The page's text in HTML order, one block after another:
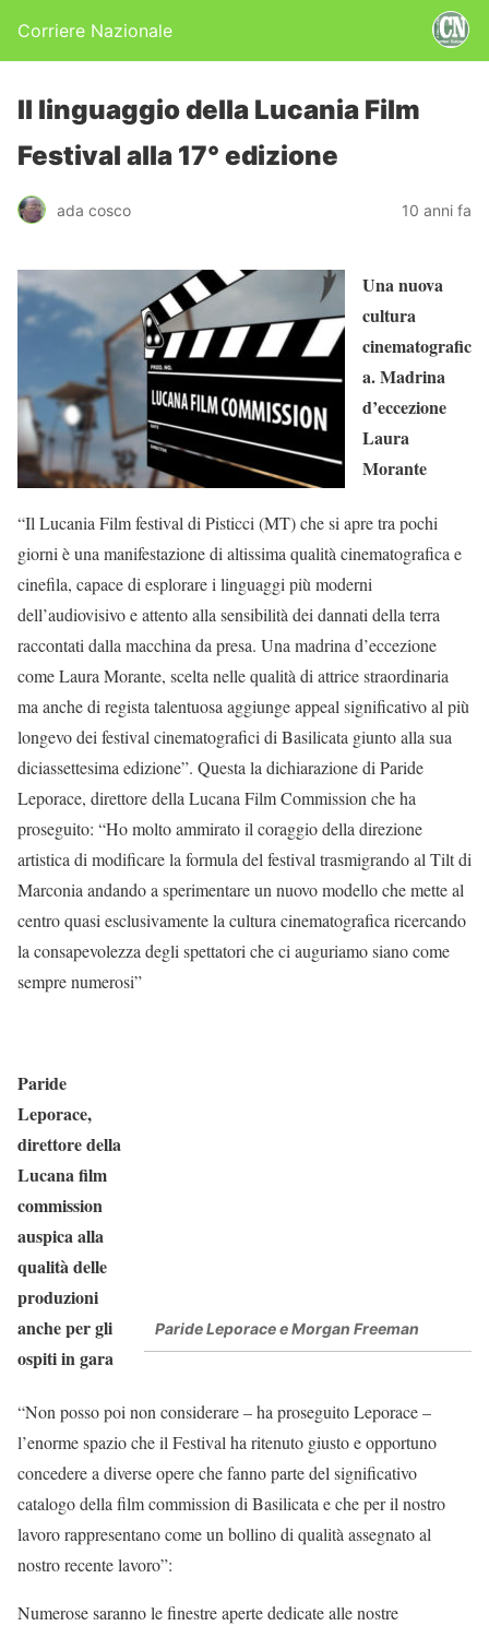
Corriere Nazionale
Il linguaggio della Lucania Film
Festival alla 17° edizione
ada cosco 10 anni fa
Una nuova
cultura
cinematografic
a. Madrina
d’eccezione
Laura
Morante
“Il Lucania Film festival di Pisticci (MT) che si apre tra pochi
giorni è una manifestazione di altissima qualità cinematografica e
cinefila, capace di esplorare i linguaggi più moderni
dell’audiovisivo e attento alla sensibilità dei dannati della terra
raccontati dalla macchina da presa. Una madrina d’eccezione
come Laura Morante, scelta nelle qualità di attrice straordinaria
ma anche di regista talentuosa aggiunge appeal significativo al più
longevo dei festival cinematografici di Basilicata giunto alla sua
diciassettesima edizione”. Questa la dichiarazione di Paride
Leporace, direttore della Lucana Film Commission che ha
proseguito: “Ho molto ammirato il coraggio della direzione
artistica di modificare la formula del festival trasmigrando al Tilt di
Marconia andando a sperimentare un nuovo modello che mette al
centro quasi esclusivamente la cultura cinematografica ricercando
la consapevolezza degli spettatori che ci auguriamo siano come
sempre numerosi”
Paride Leporace e Morgan Freeman
Paride
Leporace,
direttore della
Lucana film
commission
auspica alla
qualità delle
produzioni
anche per gli
ospiti in gara
“Non posso poi non considerare – ha proseguito Leporace –
l’enorme spazio che il Festival ha ritenuto giusto e opportuno
concedere a diverse opere che fanno parte del significativo
catalogo della film commission di Basilicata e che per il nostro
lavoro rappresentano come un bollino di qualità assegnato al
nostro recente lavoro”:
Numerose saranno le finestre aperte dedicate alle nostre